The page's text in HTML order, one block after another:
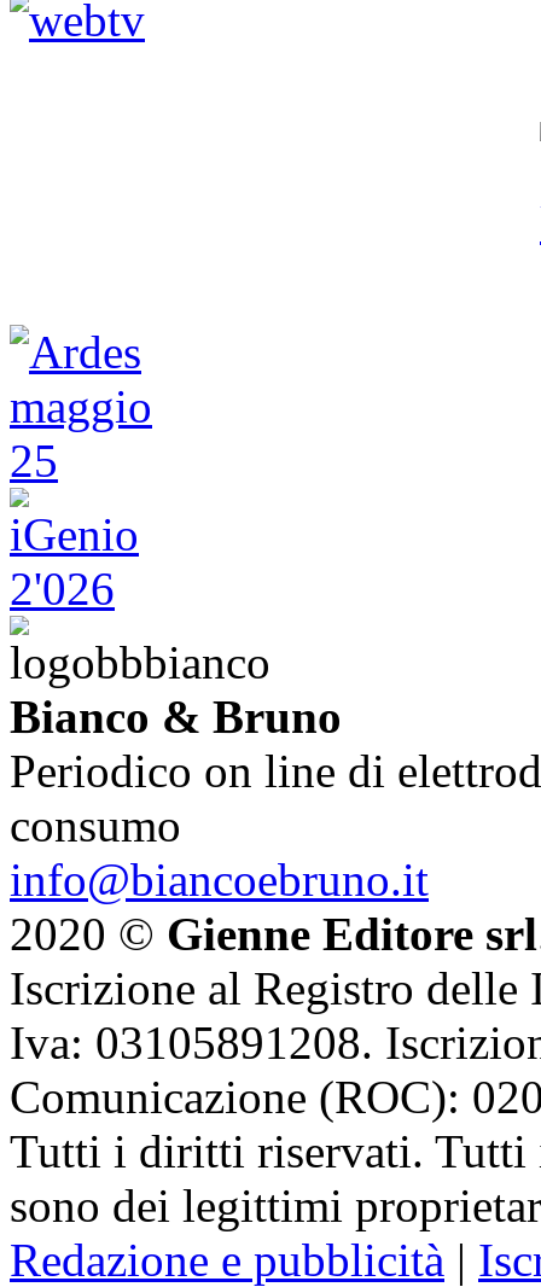
Bianco & Bruno
Periodico on line di
consumo
info@biancoebruno.it
2020 © Gienne Editore srl
Iscrizione al Registro delle
Iva: 03105891208.
Comunicazione (ROC):
Tutti i diritti riservati. Tutti
sono dei legittimi
Redazione e pubblicità |